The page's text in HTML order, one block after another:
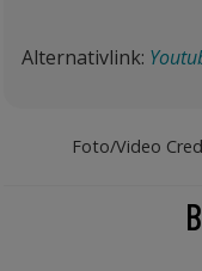
Alternativlink:
Foto/Video